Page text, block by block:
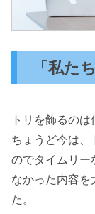
「私た
トリを飾るの
ちょうど今は
のでタイムリー
なかった内容を
た。